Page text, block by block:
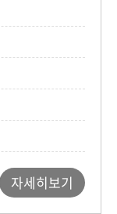
자세히보기